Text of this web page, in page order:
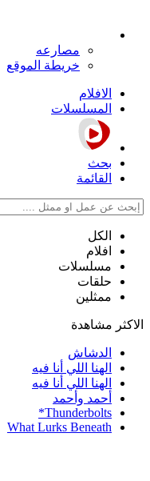
مصارعه
خريطة الموقع
الافلام
المسلسلات
بحث
القائمة
الكل
افلام
مسلسلات
حلقات
ممثلين
الاكثر مشاهدة
الدشاش
الهنا اللي أنا فيه
الهنا اللي أنا فيه
أحمد وأحمد
Thunderbolts*
What Lurks Beneath